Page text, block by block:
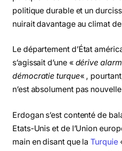
politique durable et un
nuirait davantage au climat
Le département d’État
s’agissait d’une « dérive
démocratie turque« ,
n’est absolument pas
Erdogan s’est contenté de
Etats-Unis et de l’Union
main en disant que laTurquie